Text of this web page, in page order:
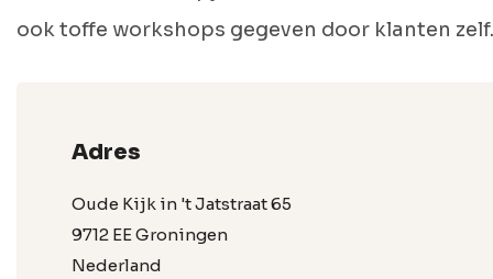
ook toffe workshops gegeven door klanten zelf.
Adres
Oude Kijk in 't Jatstraat 65
9712 EE Groningen
Nederland